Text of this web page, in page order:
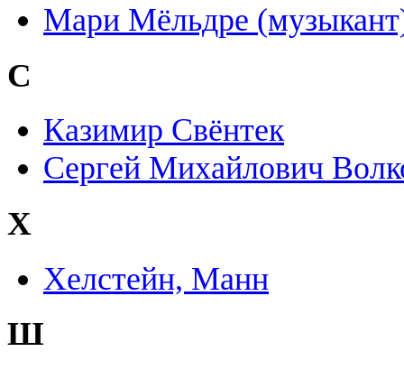
Мари Мёльдре
С
Казимир Свёнтек
Сергей Михайлович
Х
Хелстейн, Манн
Ш